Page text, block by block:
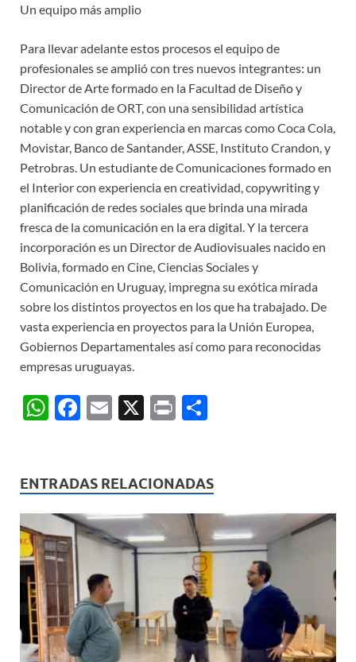
Un equipo más amplio
Para llevar adelante estos procesos el equipo de
profesionales se amplió con tres nuevos integrantes: un
Director de Arte formado en la Facultad de Diseño y
Comunicación de ORT, con una sensibilidad artística
notable y con gran experiencia en marcas como Coca Cola,
Movistar, Banco de Santander, ASSE, Instituto Crandon, y
Petrobras. Un estudiante de Comunicaciones formado en
el Interior con experiencia en creatividad, copywriting y
planificación de redes sociales que brinda una mirada
fresca de la comunicación en la era digital. Y la tercera
incorporación es un Director de Audiovisuales nacido en
Bolivia, formado en Cine, Ciencias Sociales y
Comunicación en Uruguay, impregna su exótica mirada
sobre los distintos proyectos en los que ha trabajado. De
vasta experiencia en proyectos para la Unión Europea,
Gobiernos Departamentales así como para reconocidas
empresas uruguayas.
W
s
A
p
p
F
b
o
o
E
X
P
p
ar
ti
r
ENTRADAS RELACIONADAS